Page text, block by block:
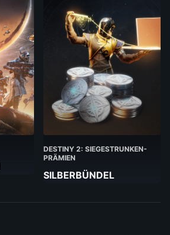
DESTINY 2: SIEGESTRUNKEN-
PRÄMIEN
SILBERBÜNDEL